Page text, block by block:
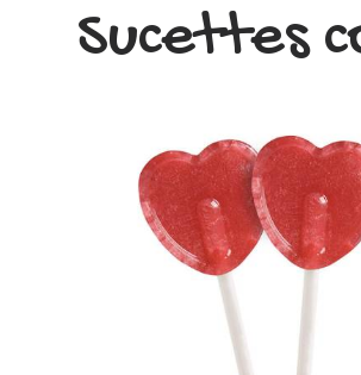
Sucettes